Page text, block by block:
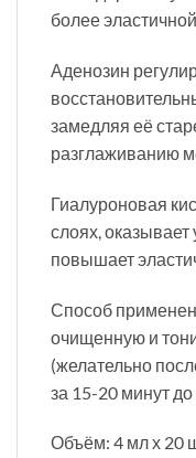
более
Аденозин
замедляя её
разглаживанию
Гиалуроновая
слоях,
повышает
Способ
очищенную и
(желательно
за 15-20 минут до
Объём: 4 мл х 20